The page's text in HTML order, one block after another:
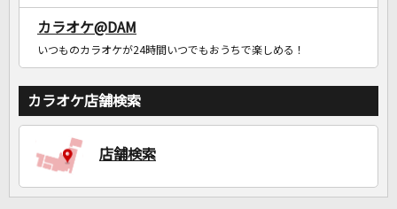
カラオケ@DAM
いつものカラオケが24時間いつでもおうちで楽しめる！
カラオケ店舗検索
店舗検索